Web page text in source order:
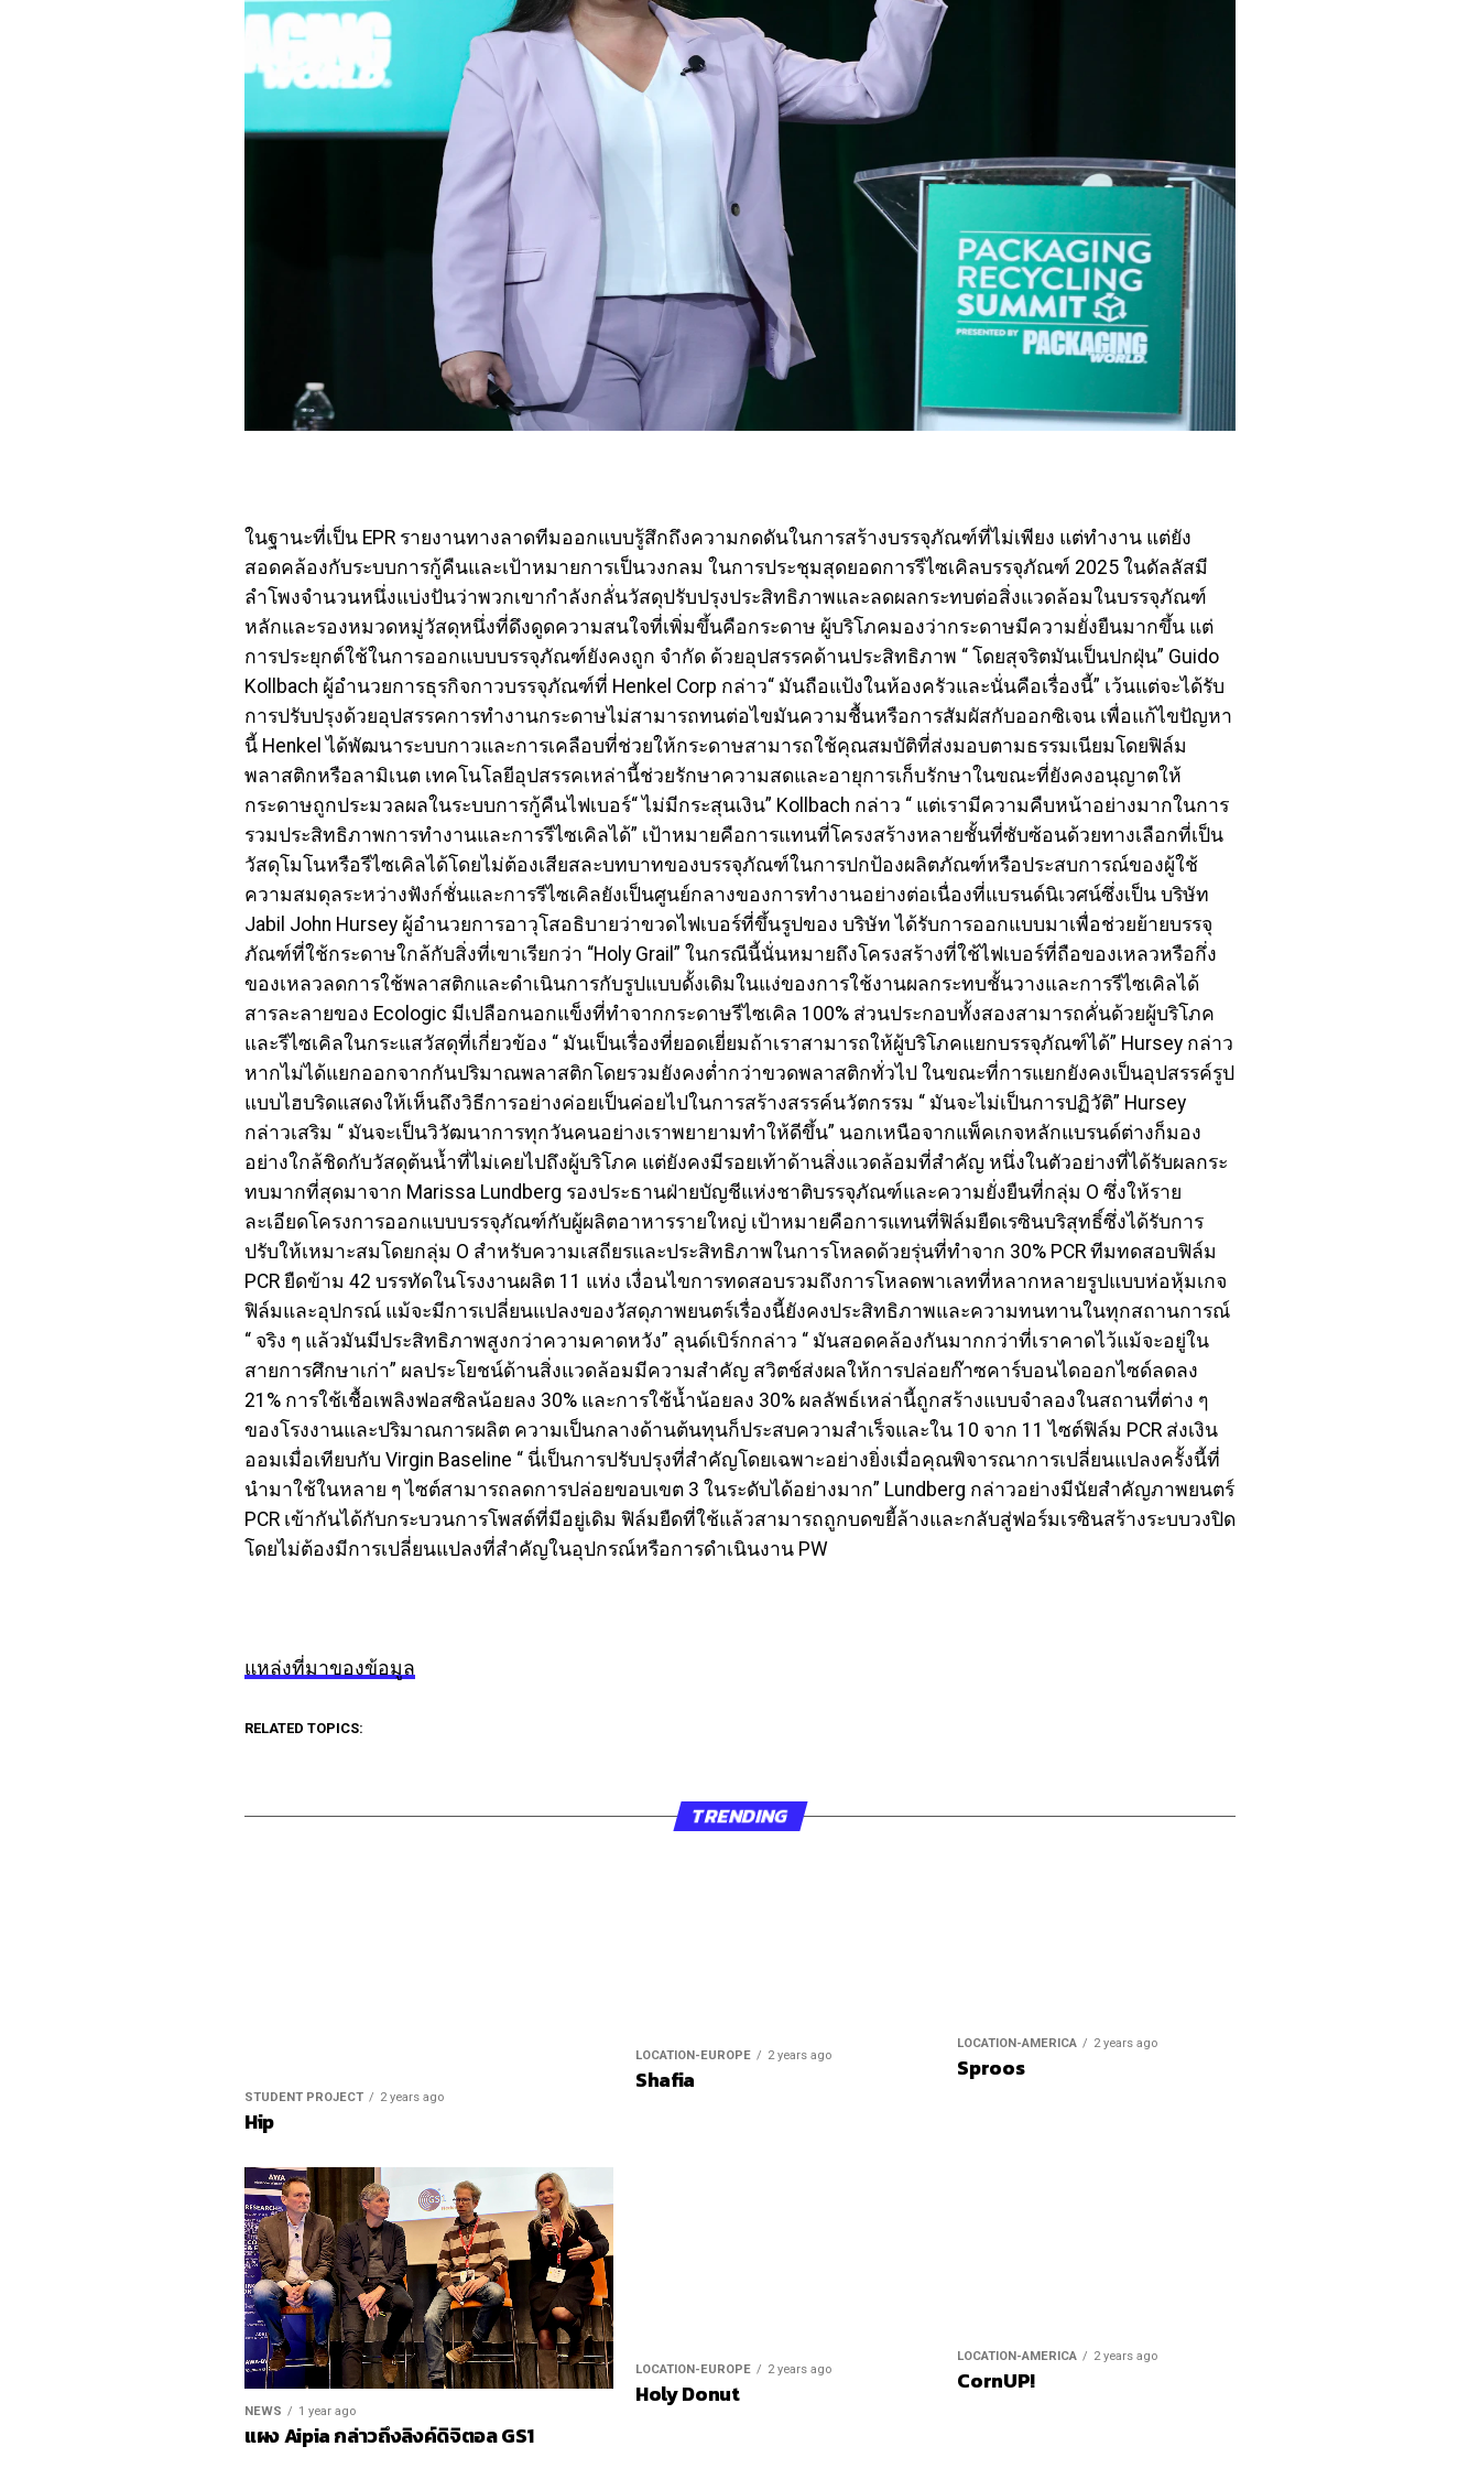
ในฐานะที่เป็น EPR รายงานทางลาดทีมออกแบบรู้สึกถึงความกดดันในการสร้างบรรจุภัณฑ์ที่ไม่เพียง แต่ทำงาน แต่ยัง
สอดคล้องกับระบบการกู้คืนและเป้าหมายการเป็นวงกลม ในการประชุมสุดยอดการรีไซเคิลบรรจุภัณฑ์ 2025 ในดัลลัสมี
ลำโพงจำนวนหนึ่งแบ่งปันว่าพวกเขากำลังกลั่นวัสดุปรับปรุงประสิทธิภาพและลดผลกระทบต่อสิ่งแวดล้อมในบรรจุภัณฑ์
หลักและรองหมวดหมู่วัสดุหนึ่งที่ดึงดูดความสนใจที่เพิ่มขึ้นคือกระดาษ ผู้บริโภคมองว่ากระดาษมีความยั่งยืนมากขึ้น แต่
การประยุกต์ใช้ในการออกแบบบรรจุภัณฑ์ยังคงถูก จำกัด ด้วยอุปสรรคด้านประสิทธิภาพ “ โดยสุจริตมันเป็นปกฝุ่น” Guido
Kollbach ผู้อำนวยการธุรกิจกาวบรรจุภัณฑ์ที่ Henkel Corp กล่าว“ มันถือแป้งในห้องครัวและนั่นคือเรื่องนี้” เว้นแต่จะได้รับ
การปรับปรุงด้วยอุปสรรคการทำงานกระดาษไม่สามารถทนต่อไขมันความชื้นหรือการสัมผัสกับออกซิเจน เพื่อแก้ไขปัญหา
นี้ Henkel ได้พัฒนาระบบกาวและการเคลือบที่ช่วยให้กระดาษสามารถใช้คุณสมบัติที่ส่งมอบตามธรรมเนียมโดยฟิล์ม
พลาสติกหรือลามิเนต เทคโนโลยีอุปสรรคเหล่านี้ช่วยรักษาความสดและอายุการเก็บรักษาในขณะที่ยังคงอนุญาตให้
กระดาษถูกประมวลผลในระบบการกู้คืนไฟเบอร์“ ไม่มีกระสุนเงิน” Kollbach กล่าว “ แต่เรามีความคืบหน้าอย่างมากในการ
รวมประสิทธิภาพการทำงานและการรีไซเคิลได้” เป้าหมายคือการแทนที่โครงสร้างหลายชั้นที่ซับซ้อนด้วยทางเลือกที่เป็น
วัสดุโมโนหรือรีไซเคิลได้โดยไม่ต้องเสียสละบทบาทของบรรจุภัณฑ์ในการปกป้องผลิตภัณฑ์หรือประสบการณ์ของผู้ใช้
ความสมดุลระหว่างฟังก์ชั่นและการรีไซเคิลยังเป็นศูนย์กลางของการทำงานอย่างต่อเนื่องที่แบรนด์นิเวศน์ซึ่งเป็น บริษัท
Jabil John Hursey ผู้อำนวยการอาวุโสอธิบายว่าขวดไฟเบอร์ที่ขึ้นรูปของ บริษัท ได้รับการออกแบบมาเพื่อช่วยย้ายบรรจุ
ภัณฑ์ที่ใช้กระดาษใกล้กับสิ่งที่เขาเรียกว่า “Holy Grail” ในกรณีนี้นั่นหมายถึงโครงสร้างที่ใช้ไฟเบอร์ที่ถือของเหลวหรือกึ่ง
ของเหลวลดการใช้พลาสติกและดำเนินการกับรูปแบบดั้งเดิมในแง่ของการใช้งานผลกระทบชั้นวางและการรีไซเคิลได้
สารละลายของ Ecologic มีเปลือกนอกแข็งที่ทำจากกระดาษรีไซเคิล 100% ส่วนประกอบทั้งสองสามารถคั่นด้วยผู้บริโภค
และรีไซเคิลในกระแสวัสดุที่เกี่ยวข้อง “ มันเป็นเรื่องที่ยอดเยี่ยมถ้าเราสามารถให้ผู้บริโภคแยกบรรจุภัณฑ์ได้” Hursey กล่าว
หากไม่ได้แยกออกจากกันปริมาณพลาสติกโดยรวมยังคงต่ำกว่าขวดพลาสติกทั่วไป ในขณะที่การแยกยังคงเป็นอุปสรรค์รูป
แบบไฮบริดแสดงให้เห็นถึงวิธีการอย่างค่อยเป็นค่อยไปในการสร้างสรรค์นวัตกรรม “ มันจะไม่เป็นการปฏิวัติ” Hursey
กล่าวเสริม “ มันจะเป็นวิวัฒนาการทุกวันคนอย่างเราพยายามทำให้ดีขึ้น” นอกเหนือจากแพ็คเกจหลักแบรนด์ต่างก็มอง
อย่างใกล้ชิดกับวัสดุต้นน้ำที่ไม่เคยไปถึงผู้บริโภค แต่ยังคงมีรอยเท้าด้านสิ่งแวดล้อมที่สำคัญ หนึ่งในตัวอย่างที่ได้รับผลกระ
ทบมากที่สุดมาจาก Marissa Lundberg รองประธานฝ่ายบัญชีแห่งชาติบรรจุภัณฑ์และความยั่งยืนที่กลุ่ม O ซึ่งให้ราย
ละเอียดโครงการออกแบบบรรจุภัณฑ์กับผู้ผลิตอาหารรายใหญ่ เป้าหมายคือการแทนที่ฟิล์มยืดเรซินบริสุทธิ์ซึ่งได้รับการ
ปรับให้เหมาะสมโดยกลุ่ม O สำหรับความเสถียรและประสิทธิภาพในการโหลดด้วยรุ่นที่ทำจาก 30% PCR ทีมทดสอบฟิล์ม
PCR ยืดข้าม 42 บรรทัดในโรงงานผลิต 11 แห่ง เงื่อนไขการทดสอบรวมถึงการโหลดพาเลทที่หลากหลายรูปแบบห่อหุ้มเกจ
ฟิล์มและอุปกรณ์ แม้จะมีการเปลี่ยนแปลงของวัสดุภาพยนตร์เรื่องนี้ยังคงประสิทธิภาพและความทนทานในทุกสถานการณ์
“ จริง ๆ แล้วมันมีประสิทธิภาพสูงกว่าความคาดหวัง” ลุนด์เบิร์กกล่าว “ มันสอดคล้องกันมากกว่าที่เราคาดไว้แม้จะอยู่ใน
สายการศึกษาเก่า” ผลประโยชน์ด้านสิ่งแวดล้อมมีความสำคัญ สวิตช์ส่งผลให้การปล่อยก๊าซคาร์บอนไดออกไซด์ลดลง
21% การใช้เชื้อเพลิงฟอสซิลน้อยลง 30% และการใช้น้ำน้อยลง 30% ผลลัพธ์เหล่านี้ถูกสร้างแบบจำลองในสถานที่ต่าง ๆ
ของโรงงานและปริมาณการผลิต ความเป็นกลางด้านต้นทุนก็ประสบความสำเร็จและใน 10 จาก 11 ไซต์ฟิล์ม PCR ส่งเงิน
ออมเมื่อเทียบกับ Virgin Baseline “ นี่เป็นการปรับปรุงที่สำคัญโดยเฉพาะอย่างยิ่งเมื่อคุณพิจารณาการเปลี่ยนแปลงครั้งนี้ที่
นำมาใช้ในหลาย ๆ ไซต์สามารถลดการปล่อยขอบเขต 3 ในระดับได้อย่างมาก” Lundberg กล่าวอย่างมีนัยสำคัญภาพยนตร์
PCR เข้ากันได้กับกระบวนการโพสต์ที่มีอยู่เดิม ฟิล์มยืดที่ใช้แล้วสามารถถูกบดขยี้ล้างและกลับสู่ฟอร์มเรซินสร้างระบบวงปิด
โดยไม่ต้องมีการเปลี่ยนแปลงที่สำคัญในอุปกรณ์หรือการดำเนินงาน PW
แหล่งที่มาของข้อมูล
RELATED TOPICS:
TRENDING
STUDENT PROJECT 2 years ago
Hip
LOCATION-EUROPE 2 years ago
Shafia
LOCATION-AMERICA 2 years ago
Sproos
NEWS 1 year ago
แผง Aipia กล่าวถึงลิงค์ดิจิตอล GS1
LOCATION-EUROPE 2 years ago
Holy Donut
LOCATION-AMERICA 2 years ago
CornUP!